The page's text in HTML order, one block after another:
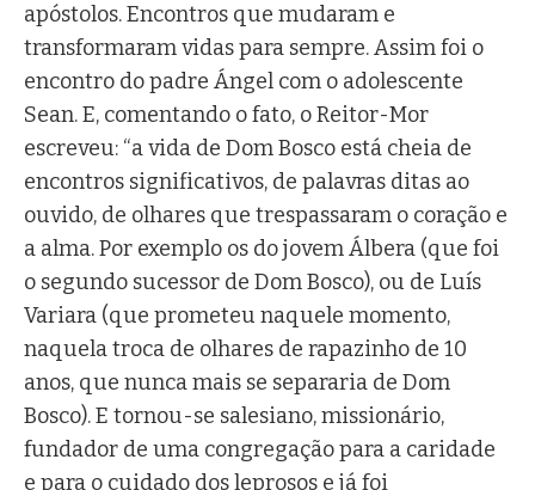
apóstolos. Encontros que mudaram e
transformaram vidas para sempre. Assim foi o
encontro do padre Ángel com o adolescente
Sean. E, comentando o fato, o Reitor-Mor
escreveu: “a vida de Dom Bosco está cheia de
encontros significativos, de palavras ditas ao
ouvido, de olhares que trespassaram o coração e
a alma. Por exemplo os do jovem Álbera (que foi
o segundo sucessor de Dom Bosco), ou de Luís
Variara (que prometeu naquele momento,
naquela troca de olhares de rapazinho de 10
anos, que nunca mais se separaria de Dom
Bosco). E tornou-se salesiano, missionário,
fundador de uma congregação para a caridade
e para o cuidado dos leprosos e já foi